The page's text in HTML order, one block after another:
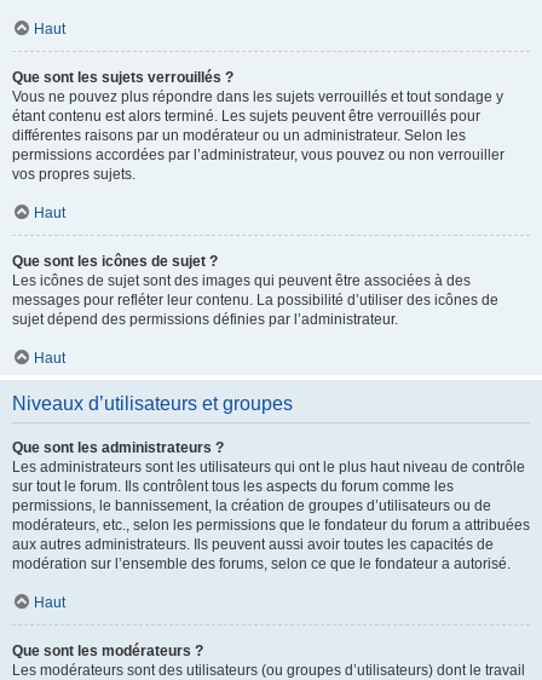
Haut
Que sont les sujets verrouillés ?
Vous ne pouvez plus répondre dans les sujets verrouillés et tout sondage y
étant contenu est alors terminé. Les sujets peuvent être verrouillés pour
différentes raisons par un modérateur ou un administrateur. Selon les
permissions accordées par l’administrateur, vous pouvez ou non verrouiller
vos propres sujets.
Haut
Que sont les icônes de sujet ?
Les icônes de sujet sont des images qui peuvent être associées à des
messages pour refléter leur contenu. La possibilité d’utiliser des icônes de
sujet dépend des permissions définies par l’administrateur.
Haut
Niveaux d’utilisateurs et groupes
Que sont les administrateurs ?
Les administrateurs sont les utilisateurs qui ont le plus haut niveau de contrôle
sur tout le forum. Ils contrôlent tous les aspects du forum comme les
permissions, le bannissement, la création de groupes d’utilisateurs ou de
modérateurs, etc., selon les permissions que le fondateur du forum a attribuées
aux autres administrateurs. Ils peuvent aussi avoir toutes les capacités de
modération sur l’ensemble des forums, selon ce que le fondateur a autorisé.
Haut
Que sont les modérateurs ?
Les modérateurs sont des utilisateurs (ou groupes d’utilisateurs) dont le travail